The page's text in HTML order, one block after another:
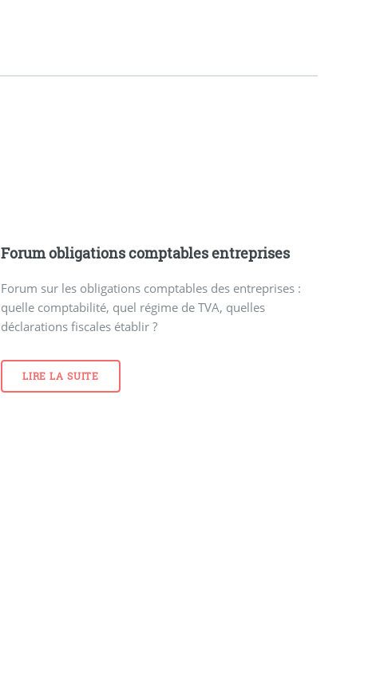
Forum obligations comptables entreprises
Forum sur les obligations comptables des entreprises :
quelle comptabilité, quel régime de TVA, quelles
déclarations fiscales établir ?
LIRE LA SUITE